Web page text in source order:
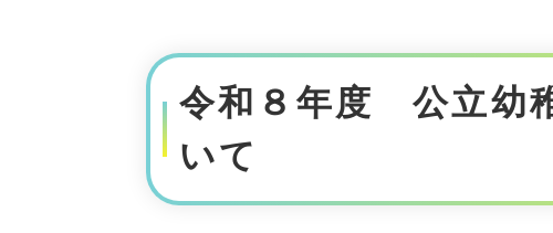
本
令和８年度 公立幼
いて